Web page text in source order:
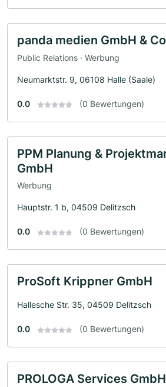
panda medien GmbH &
Public Relations · Werbung
Neumarktstr. 9, 06108 Halle (Saale)
0.0 (0 Bewertungen)
PPM Planung &
GmbH
Werbung
Hauptstr. 1 b, 04509 Delitzsch
0.0 (0 Bewertungen)
ProSoft Krippner GmbH
Hallesche Str. 35, 04509 Delitzsch
0.0 (0 Bewertungen)
PROLOGA Services GmbH